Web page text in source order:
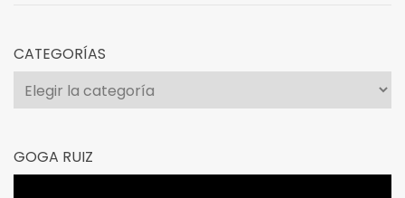
CATEGORÍAS
Categorías
GOGA RUIZ